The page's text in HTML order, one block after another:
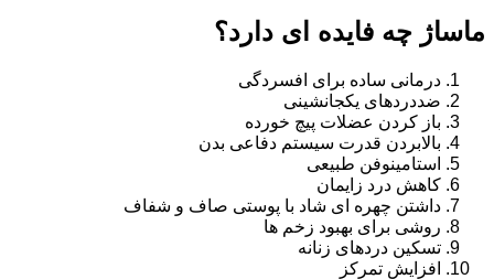
ماساژ چه فایده ای دارد؟
درمانی ساده برای افسردگی
ضددردهای یکجانشینی
باز کردن عضلات پیچ خورده
بالابردن قدرت سیستم دفاعی بدن
استامینوفن طبیعی
کاهش درد زایمان
داشتن چهره ای شاد با پوستی صاف و شفاف
روشی برای بهبود زخم ها
تسکین دردهای زنانه
افزایش تمرکز